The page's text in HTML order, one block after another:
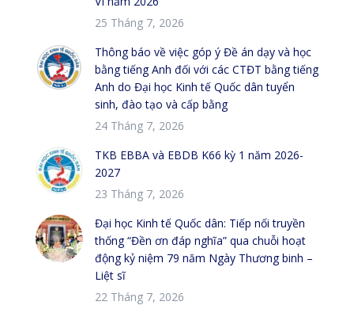
25 Tháng 7, 2026
Thông báo về việc góp ý Đề án dạy và học
bằng tiếng Anh đối với các CTĐT bằng tiếng
Anh do Đại học Kinh tế Quốc dân tuyển
sinh, đào tạo và cấp bằng
24 Tháng 7, 2026
TKB EBBA và EBDB K66 kỳ 1 năm 2026-
2027
23 Tháng 7, 2026
Đại học Kinh tế Quốc dân: Tiếp nối truyền
thống “Đền ơn đáp nghĩa” qua chuỗi hoạt
động kỷ niệm 79 năm Ngày Thương binh –
Liệt sĩ
22 Tháng 7, 2026